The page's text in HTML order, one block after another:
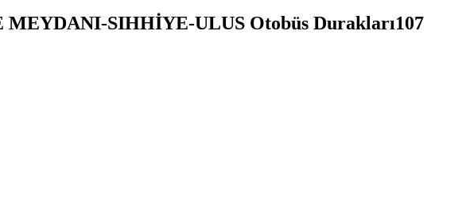
SIHHİYE-ULUS Otobüs Durakları107